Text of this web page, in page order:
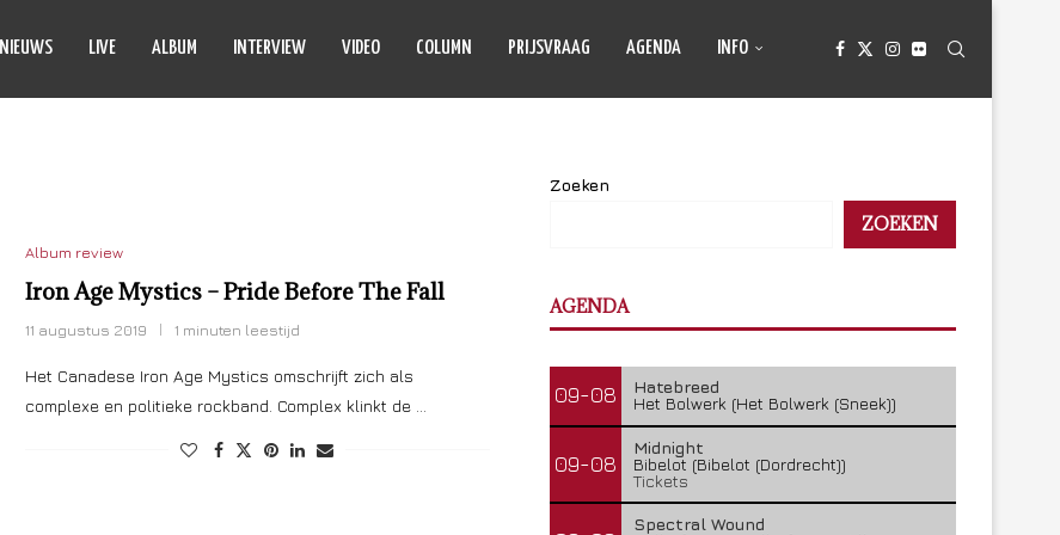
NIEUWS LIVE ALBUM INTERVIEW VIDEO COLUMN PRIJSVRAAG AGENDA INFO
Album review
Iron Age Mystics – Pride Before The Fall
11 augustus 2019 1 minuten leestijd
Het Canadese Iron Age Mystics omschrijft zich als
complexe en politieke rockband. Complex klinkt de …
Zoeken
ZOEKEN
AGENDA
09-08
Hatebreed
Het Bolwerk (Het Bolwerk (Sneek))
09-08
Midnight
Bibelot (Bibelot (Dordrecht))
Tickets
Spectral Wound